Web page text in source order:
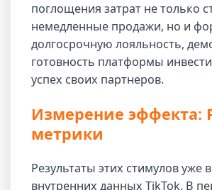
поглощения затрат не только
немедленные продажи, но и
долгосрочную лояльность,
готовность платформы
успех своих партнеров.
Измерение эффекта:
метрики
Результаты этих стимулов уже
внутренних данных TikTok. В